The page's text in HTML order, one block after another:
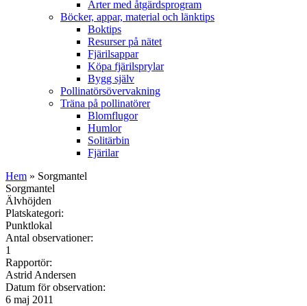
Arter med åtgärdsprogram
Böcker, appar, material och länktips
Boktips
Resurser på nätet
Fjärilsappar
Köpa fjärilsprylar
Bygg själv
Pollinatörsövervakning
Träna på pollinatörer
Blomflugor
Humlor
Solitärbin
Fjärilar
Hem » Sorgmantel
Sorgmantel
Älvhöjden
Platskategori:
Punktlokal
Antal observationer:
1
Rapportör:
Astrid Andersen
Datum för observation:
6 maj 2011